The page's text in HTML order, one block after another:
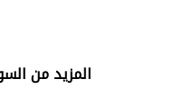
المزيد من